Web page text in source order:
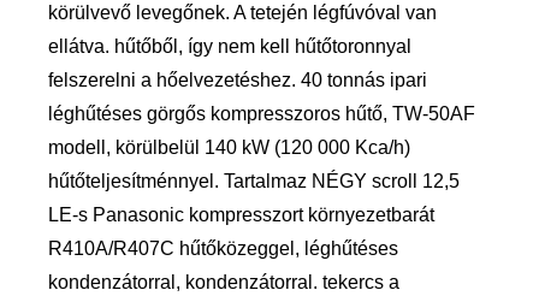
körülvevő levegőnek. A tetején légfúvóval van
ellátva. hűtőből, így nem kell hűtőtoronnyal
felszerelni a hőelvezetéshez. 40 tonnás ipari
léghűtéses görgős kompresszoros hűtő, TW-50AF
modell, körülbelül 140 kW (120 000 Kca/h)
hűtőteljesítménnyel. Tartalmaz NÉGY scroll 12,5
LE-s Panasonic kompresszort környezetbarát
R410A/R407C hűtőközeggel, léghűtéses
kondenzátorral, kondenzátorral. tekercs a